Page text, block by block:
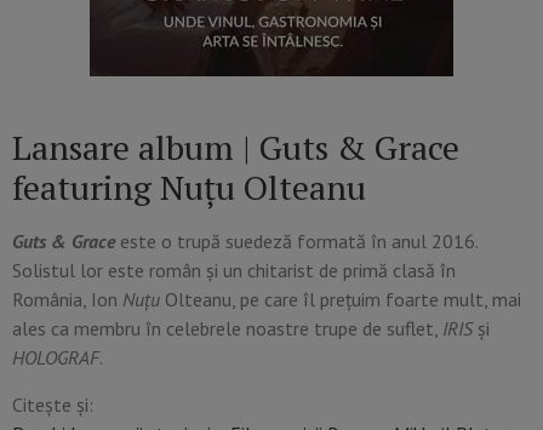
Lansare album | Guts & Grace
featuring Nuțu Olteanu
Guts & Graceeste o trupă suedeză formată în anul 2016.
Solistul lor este român și un chitarist de primă clasă în
România, Ion Nuţu Olteanu, pe care îl preţuim foarte mult, mai
ales ca membru în celebrele noastre trupe de suflet, IRISși
HOLOGRAF.
Citește și: